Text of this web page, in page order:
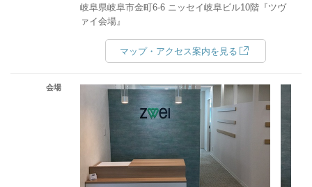
岐阜県岐阜市金町6-6 ニッセイ岐阜ビル10階『ツヴ
ァイ会場』
マップ・アクセス案内を見る
会場